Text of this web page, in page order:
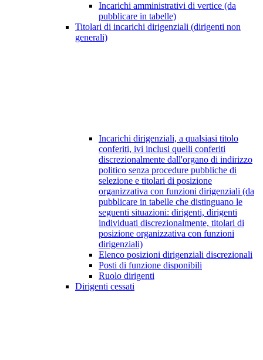
Incarichi amministrativi di vertice (da
pubblicare in tabelle)
Titolari di incarichi dirigenziali (dirigenti non
generali)
Incarichi dirigenziali, a qualsiasi titolo
conferiti, ivi inclusi quelli conferiti
discrezionalmente dall'organo di indirizzo
politico senza procedure pubbliche di
selezione e titolari di posizione
organizzativa con funzioni dirigenziali (da
pubblicare in tabelle che distinguano le
seguenti situazioni: dirigenti, dirigenti
individuati discrezionalmente, titolari di
posizione organizzativa con funzioni
dirigenziali)
Elenco posizioni dirigenziali discrezionali
Posti di funzione disponibili
Ruolo dirigenti
Dirigenti cessati